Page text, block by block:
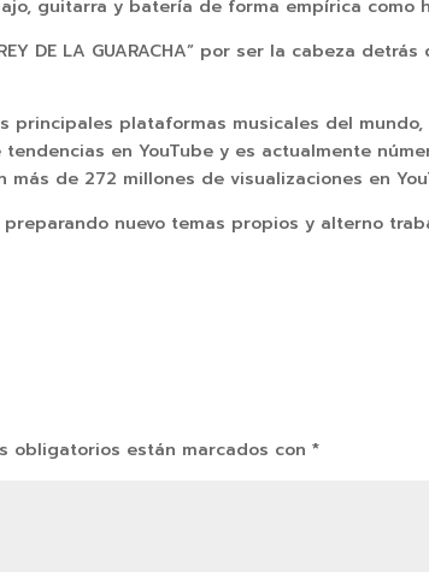
guitarra y batería de forma empírica como
DE LA GUARACHA” por ser la cabeza
principales plataformas musicales del
en YouTube y es actualmente
más de 272 millones de visualizaciones en
nuevo temas propios y alterno
obligatorios están marcados con*